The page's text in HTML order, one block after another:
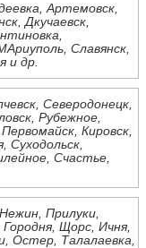
Артемовск,
Дкучаевск,
Славянск,
и др.
Северодонецк,
Рубежное,
Кировск,
Суходольск,
Счастье,
Прилуки,
Щорс, Ичня,
Остер, Талалаевка,